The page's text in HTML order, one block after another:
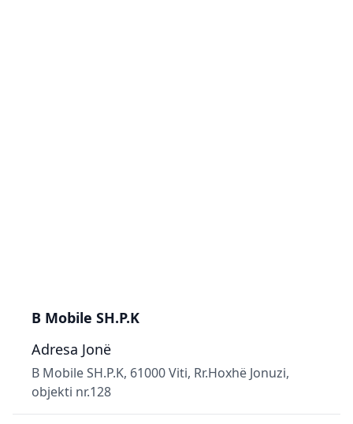
B Mobile SH.P.K
Adresa Jonë
B Mobile SH.P.K, 61000 Viti, Rr.Hoxhë Jonuzi,
objekti nr.128